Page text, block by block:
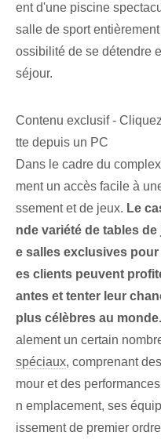
ent d'une piscine
salle de sport
ossibilité de se détendre
séjour.
Contenu exclusif -
tte depuis un PC
Dans le cadre du
ment un accès facile à
ssement et de jeux. Le
nde variété de tables
e salles exclusives
es clients peuvent
antes et tenter leur
plus célèbres au monde.
alement un certain
spéciaux, comprenant
mour et des
n emplacement, ses
issement de premier